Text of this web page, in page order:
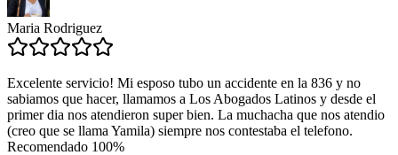
Maria Rodriguez
Excelente servicio! Mi esposo tubo un accidente en la 836 y no
sabiamos que hacer, llamamos a Los Abogados Latinos y desde el
primer dia nos atendieron super bien. La muchacha que nos atendio
(creo que se llama Yamila) siempre nos contestaba el telefono.
Recomendado 100%